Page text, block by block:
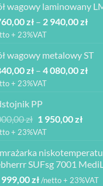
6
850,00 zł.
6
wagowy laminowany
zł – 2 940,00zł
2
+ 23%VAT
wagowy metalowy ST
zł – 4 080,00zł
+ 23%VAT
PP
zł Pierwotna
cena
2
000,00 zł.
1 950,00zł
1
+ 23%VAT
SUFsg 7001
zł/netto + 23%VAT